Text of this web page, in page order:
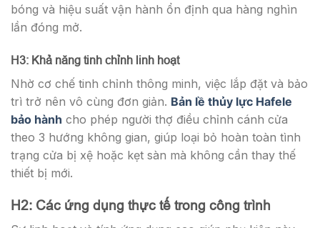
bóng và hiệu suất vận hành ổn định qua hàng nghìn
lần đóng mở.
H3: Khả năng tinh chỉnh linh hoạt
Nhờ cơ chế tinh chỉnh thông minh, việc lắp đặt và bảo
trì trở nên vô cùng đơn giản. Bản lề thủy lực Hafele
bảo hành cho phép người thợ điều chỉnh cánh cửa
theo 3 hướng không gian, giúp loại bỏ hoàn toàn tình
trạng cửa bị xệ hoặc kẹt sàn mà không cần thay thế
thiết bị mới.
H2: Các ứng dụng thực tế trong công trình